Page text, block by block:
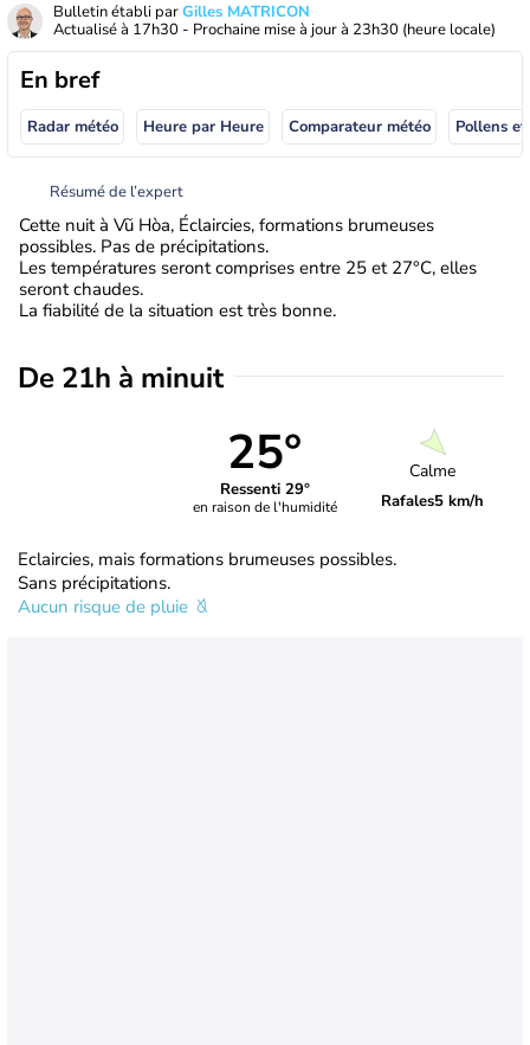
Bulletin établi parGilles MATRICON
Actualisé à 17h30 - Prochaine mise à jour à 23h30 (heure locale)
En bref
Radar météo Heure par Heure Comparateur météo Pollens
Résumé de l’expert
Cette nuit à Vũ Hòa, Éclaircies, formations brumeuses
possibles. Pas de précipitations.
Les températures seront comprises entre 25 et 27°C, elles
seront chaudes.
La fiabilité de la situation est très bonne.
De 21h à minuit
25°
Ressenti 29°
en raison de l'humidité
Calme
Rafales5 km/h
Eclaircies, mais formations brumeuses possibles.
Sans précipitations.
Aucun risque de pluie